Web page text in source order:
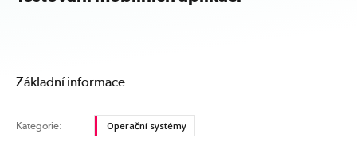
Základní informace
Kategorie: Operační systémy